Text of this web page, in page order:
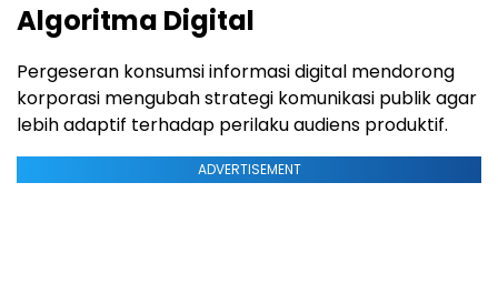
Algoritma Digital
Pergeseran konsumsi informasi digital mendorong
korporasi mengubah strategi komunikasi publik agar
lebih adaptif terhadap perilaku audiens produktif.
ADVERTISEMENT